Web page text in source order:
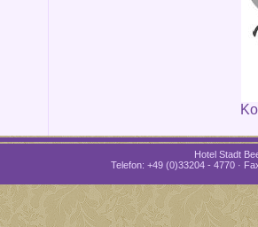
Hotel Stadt
Telefon: +49 (0)33204 - 4770 ·